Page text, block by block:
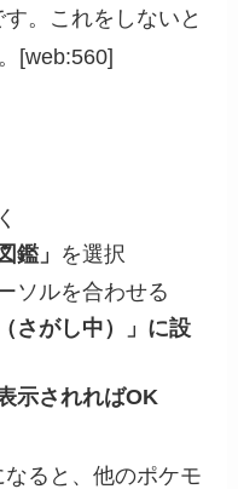
す。これをしないと
[web:560]
鑑」 を選択
ソルを合わせる
さがし中）」に設
示されればOK
なると、他のポケモ